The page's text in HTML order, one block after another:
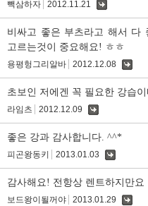
빽삼하자 2012.11.21
비싸고 좋은 부츠라고 해서 다
고르는것이 중요해요! ㅎㅎ
용평헝그리알바 2012.12.08
초보인 저에겐 꼭 필요한 강습
라임츠 2012.12.09
좋은 강과 감사합니다. ^^*
피곤왕동키 2013.01.03
감사해요! 전항상 렌트하지만요
보드왕이될꺼야 2013.01.29